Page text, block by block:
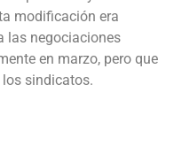
modificación era
las negociaciones
en marzo, pero que
sindicatos.